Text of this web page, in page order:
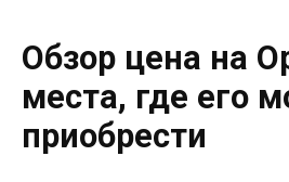
Обзор цена на
места, где его
приобрести